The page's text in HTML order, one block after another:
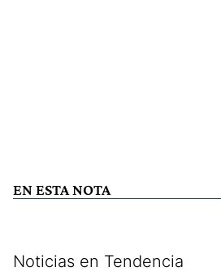
EN ESTA NOTA
Noticias en Tendencia